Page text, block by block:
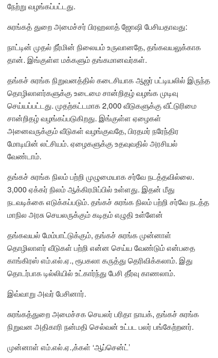
நேற்று வழங்கப்பட்டது.
சுரங்கத் துறை அமைச்சர் பிரஹலாத் ஜோஷி பேசியதாவது:
நாட்டின் முதல் நீர்மின் நிலையம் உருவானதே, தங்கவயலுக்காக
தான். இங்குள்ள மக்களும் தங்கமானவர்கள்.
தங்கச் சுரங்க நிறுவனத்தில் கடைசியாக ஆஜர் பட்டியலில் இருந்த
தொழிலாளர்களுக்கு உடைமை சான்றிதழ் வழங்க முடிவு
செய்யப்பட்டது. முதற்கட்டமாக 2,000 வீடுகளுக்கு வீட்டுரிமை
சான்றிதழ் வழங்கப்படுகிறது. இங்குள்ள ஏழைகள்
அனைவருக்கும் வீடுகள் வழங்குவதே, பிரதமர் நரேந்திர
மோடியின் லட்சியம். ஏழைகளுக்கு உதவுவதில் அரசியல்
வேண்டாம்.
தங்கச் சுரங்க நிலம் பற்றி முழுமையாக சர்வே நடத்தவில்லை.
3,000 ஏக்கர் நிலம் ஆக்கிரமிப்பில் உள்ளது. இதன் மீது
நடவடிக்கை எடுக்கப்படும். தங்கச் சுரங்க நிலம் பற்றி சர்வே நடத்த
மாநில அரசு செயலருக்கும் கடிதம் எழுதி உள்ளேன்
தங்கவயல் மேம்பாட்டுக்கும், தங்கச் சுரங்க முன்னாள்
தொழிலாளர் வீடுகள் பற்றி என்ன செய்ய வேண்டும் என்பதை
காங்கிரஸ் எம்.எல்.ஏ., ரூபகலா கருத்து தெரிவிக்கலாம். இது
தொடர்பாக டில்லியில் உட்கார்ந்து பேசி தீர்வு காணலாம்.
இவ்வாறு அவர் பேசினார்.
சுரங்கத்துறை அமைச்சக செயலர் பரிதா நாயக், தங்கச் சுரங்க
நிறுவன அதிகாரி நன்மதி செல்வன் உட்பட பலர் பங்கேற்றனர்.
முன்னாள் எம்.எல்.ஏ.,க்கள் ‘ஆப்சென்ட்’